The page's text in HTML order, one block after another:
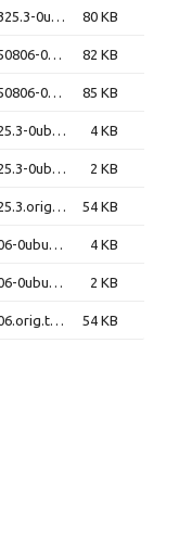
libcolumbus1_1.1.0+14.04.20140325.3-0ubuntu1_i386.deb 80 KB
libcolumbus1v5_1.1.0+15.10.20150806-0ubuntu4_amd64.deb 82 KB
libcolumbus1v5_1.1.0+15.10.20150806-0ubuntu4_i386.deb 85 KB
libcolumbus_1.1.0+14.04.20140325.3-0ubuntu1.diff.gz 4 KB
libcolumbus_1.1.0+14.04.20140325.3-0ubuntu1.dsc 2 KB
libcolumbus_1.1.0+14.04.20140325.3.orig.tar.gz 54 KB
libcolumbus_1.1.0+15.10.20150806-0ubuntu4.diff.gz 4 KB
libcolumbus_1.1.0+15.10.20150806-0ubuntu4.dsc 2 KB
libcolumbus_1.1.0+15.10.20150806.orig.tar.gz 54 KB